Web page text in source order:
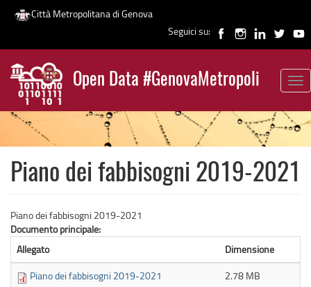
Salta
contenuto
principale
Città Metropolitana di Genova
Seguici su:
Open Data #GenovaMetropoli
News
Piano dei fabbisogni 2019-2021
Piano dei fabbisogni 2019-2021
Documento principale:
Allegato
Dimensione
Piano dei fabbisogni 2019-2021
2.78 MB